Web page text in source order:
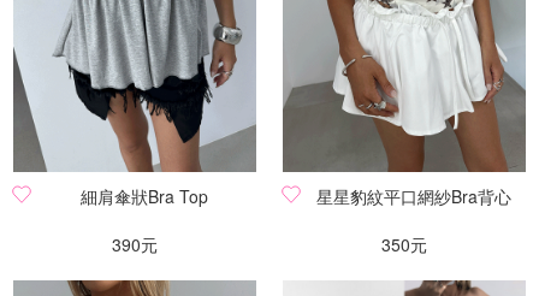
細肩傘狀Bra Top
390元
星星豹紋平口網紗Bra背心
350元